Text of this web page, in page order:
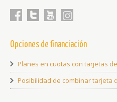
Opciones de financiación
Planes en cuotas con tarjetas
Posibilidad de combinar tarjeta